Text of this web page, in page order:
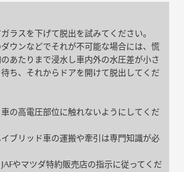
ラスを下げて脱出を試みてください。
ウンなどでそれが不可能な場合には、慌
あたりまで浸水し車内外の水圧差が小さ
待ち、それからドアを開けて脱出してくだ
の高電圧部位に触れないようにしてくだ
ブリッド車の運搬や牽引は専門知識が必
やマツダ特約販売店の指示に従ってくだ